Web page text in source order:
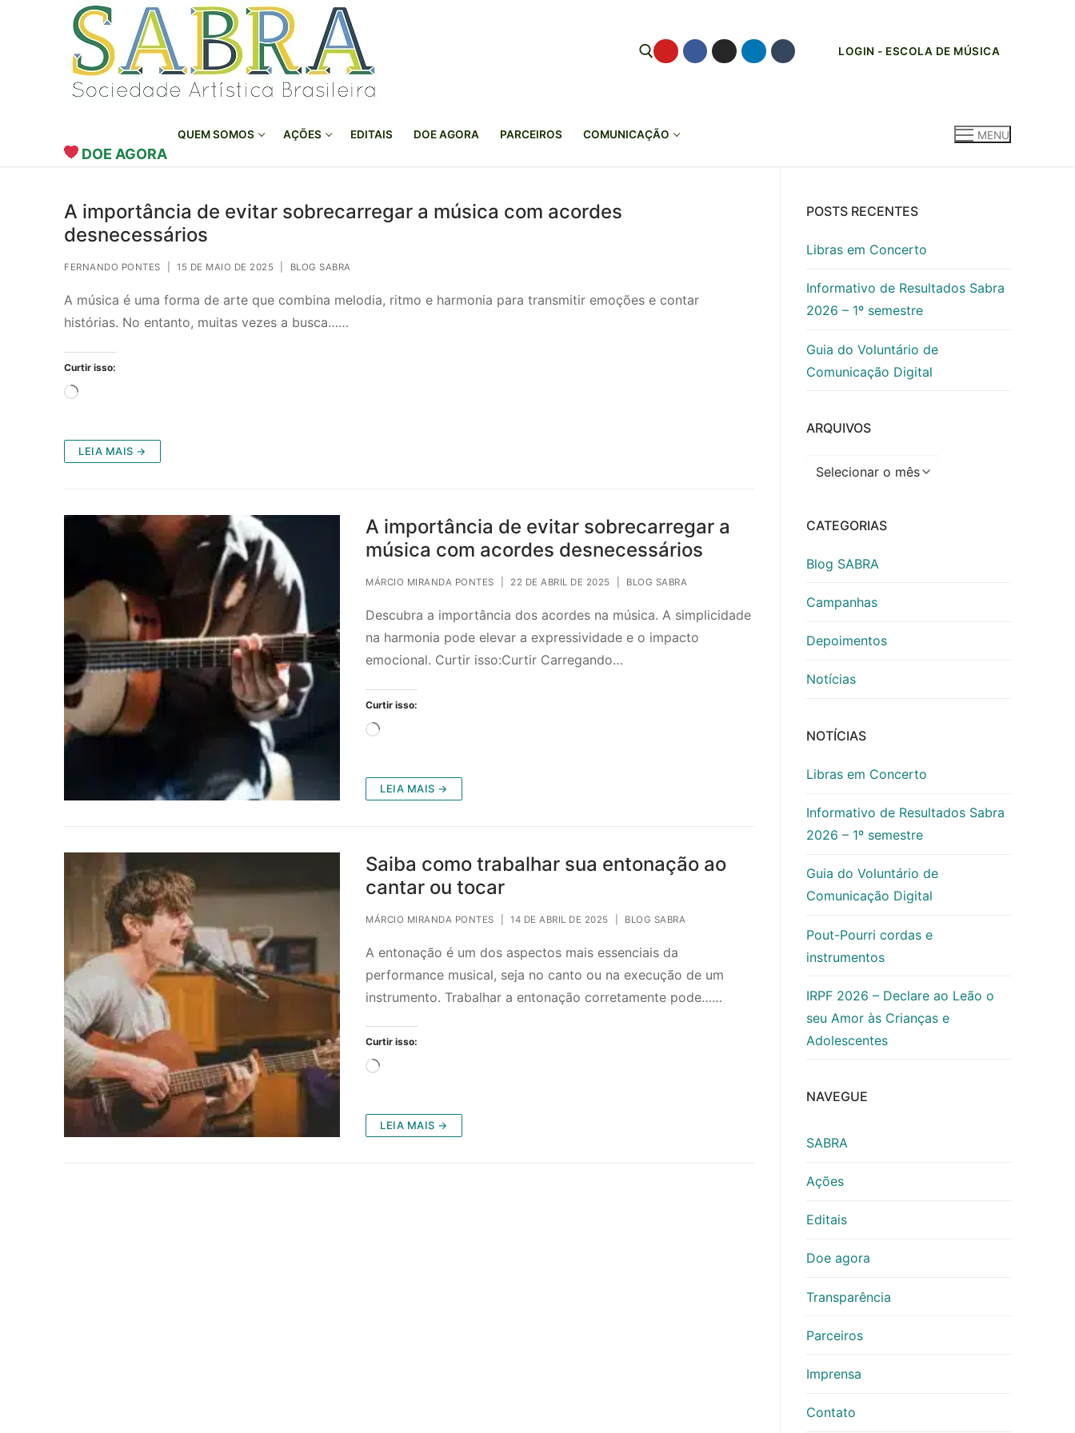
LOGIN - ESCOLA DE MÚSICA
DOE AGORA
QUEM SOMOS AÇÕES EDITAIS DOE AGORA PARCEIROS COMUNICAÇÃO MENU
A importância de evitar sobrecarregar a música com acordes
desnecessários
FERNANDO PONTES 15 DE MAIO DE 2025 BLOG SABRA
A música é uma forma de arte que combina melodia, ritmo e harmonia para transmitir emoções e contar
histórias. No entanto, muitas vezes a busca……
Curtir isso:
Carregando...
LEIA MAIS →
A importância de evitar sobrecarregar a
música com acordes desnecessários
MÁRCIO MIRANDA PONTES 22 DE ABRIL DE 2025 BLOG SABRA
Descubra a importância dos acordes na música. A simplicidade
na harmonia pode elevar a expressividade e o impacto
emocional. Curtir isso:Curtir Carregando…
Curtir isso:
Carregando...
LEIA MAIS →
Saiba como trabalhar sua entonação ao
cantar ou tocar
MÁRCIO MIRANDA PONTES 14 DE ABRIL DE 2025 BLOG SABRA
A entonação é um dos aspectos mais essenciais da
performance musical, seja no canto ou na execução de um
instrumento. Trabalhar a entonação corretamente pode……
Curtir isso:
Carregando...
LEIA MAIS →
POSTS RECENTES
Libras em Concerto
Informativo de Resultados Sabra
2026 – 1º semestre
Guia do Voluntário de
Comunicação Digital
ARQUIVOS
Arquivos
CATEGORIAS
Blog SABRA
Campanhas
Depoimentos
Notícias
NOTÍCIAS
Libras em Concerto
Informativo de Resultados Sabra
2026 – 1º semestre
Guia do Voluntário de
Comunicação Digital
Pout-Pourri cordas e
instrumentos
IRPF 2026 – Declare ao Leão o
seu Amor às Crianças e
Adolescentes
NAVEGUE
SABRA
Ações
Editais
Doe agora
Transparência
Parceiros
Imprensa
Contato